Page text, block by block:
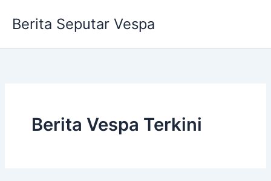
Berita Seputar Vespa
Berita Vespa Terkini